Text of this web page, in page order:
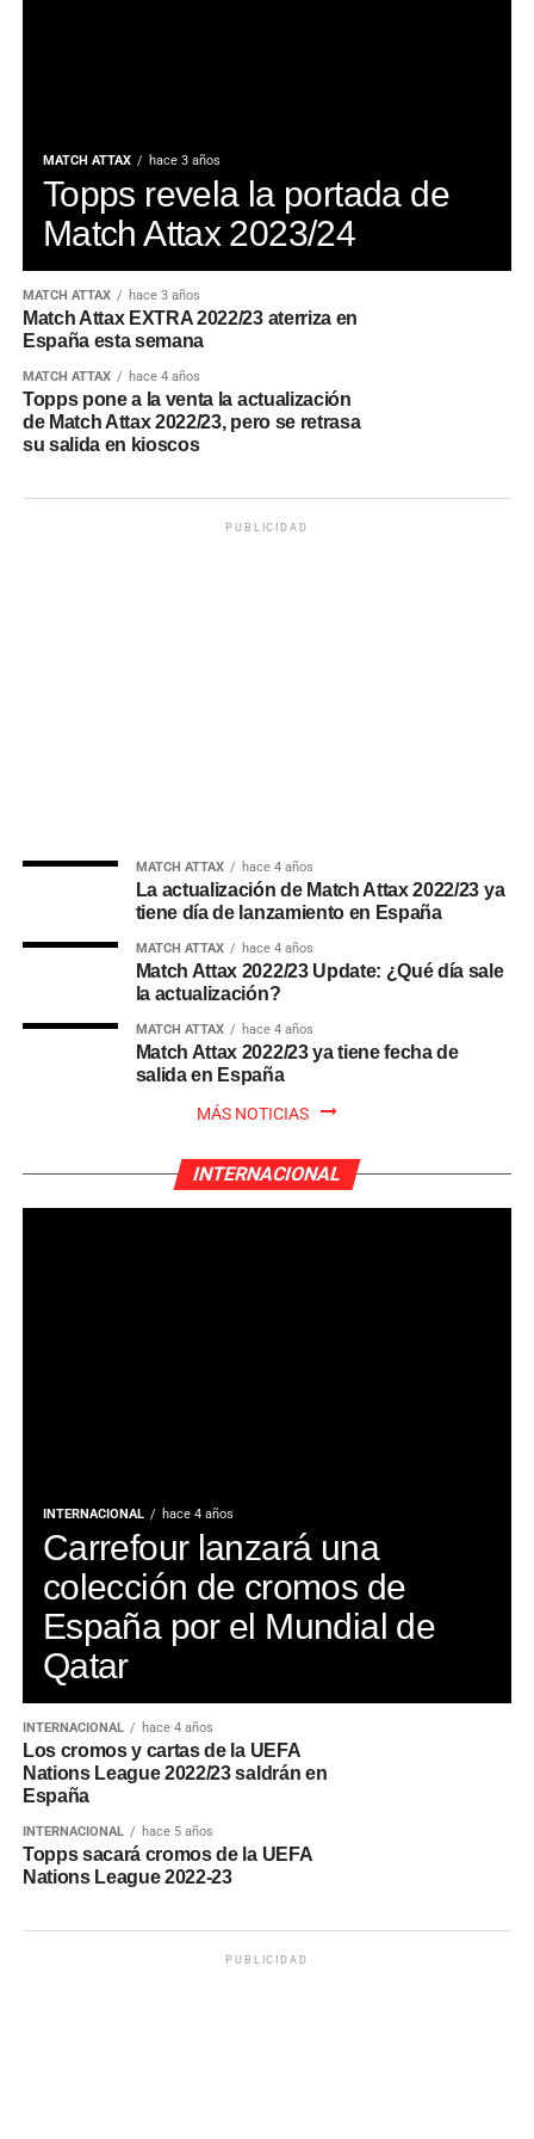
MATCH ATTAX hace 3 años
Topps revela la portada de
Match Attax 2023/24
MATCH ATTAX hace 3 años
Match Attax EXTRA 2022/23 aterriza en
España esta semana
MATCH ATTAX hace 4 años
Topps pone a la venta la actualización
de Match Attax 2022/23, pero se retrasa
su salida en kioscos
PUBLICIDAD
MATCH ATTAX hace 4 años
La actualización de Match Attax 2022/23 ya
tiene día de lanzamiento en España
MATCH ATTAX hace 4 años
Match Attax 2022/23 Update: ¿Qué día sale
la actualización?
MATCH ATTAX hace 4 años
Match Attax 2022/23 ya tiene fecha de
salida en España
MÁS NOTICIAS
INTERNACIONAL
INTERNACIONAL hace 4 años
Carrefour lanzará una
colección de cromos de
España por el Mundial de
Qatar
INTERNACIONAL hace 4 años
Los cromos y cartas de la UEFA
Nations League 2022/23 saldrán en
España
INTERNACIONAL hace 5 años
Topps sacará cromos de la UEFA
Nations League 2022-23
PUBLICIDAD